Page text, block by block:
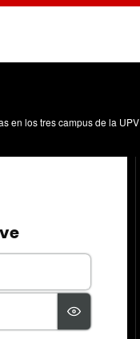
en los tres campus de la UPV